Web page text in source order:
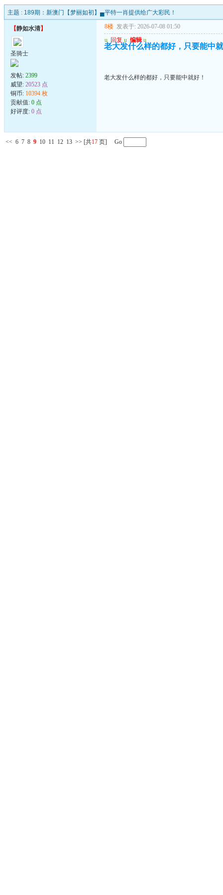
主题 : 189期：新澳门【梦丽如初】▄平特一肖提供给广大彩民！
【静如水清】
圣骑士
发帖: 2399
威望: 20523 点
铜币: 10394 枚
贡献值: 0 点
好评度: 0 点
8楼 发表于: 2026-07-08 01:50
u 回复 u 编辑 u
老大发什么样的都好，只要能中
老大发什么样的都好，只要能中就好！
<< 6 7 8 9 10 11 12 13 >> [共17 页] Go